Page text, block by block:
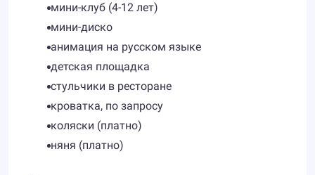
мини-клуб (4-12 лет)
мини-диско
анимация на русском языке
детская площадка
стульчики в ресторане
кроватка, по запросу
коляски (платно)
няня (платно)